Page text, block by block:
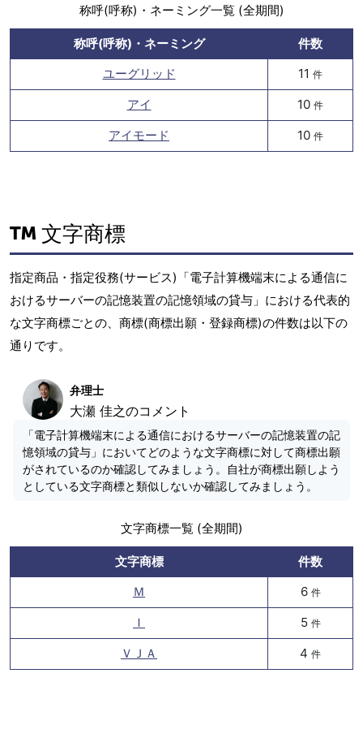
称呼(呼称)・ネーミング一覧 (全期間)
称呼(呼称)・ネーミング
件数
ユーグリッド
11 件
アイ 10 件
アイモード 10 件
文字商標
指定商品・指定役務(サービス)「電子計算機端末による通信に
おけるサーバーの記憶装置の記憶領域の貸与」における代表的
な文字商標ごとの、商標(商標出願・登録商標)の件数は以下の
通りです。
弁理士
大瀬 佳之のコメント
「電子計算機端末による通信におけるサーバーの記憶装置の記
憶領域の貸与」においてどのような文字商標に対して商標出願
がされているのか確認してみましょう。自社が商標出願しよう
としている文字商標と類似しないか確認してみましょう。
文字商標一覧 (全期間)
文字商標
件数
Ｍ
6 件
Ｉ 5 件
ＶＪＡ 4 件